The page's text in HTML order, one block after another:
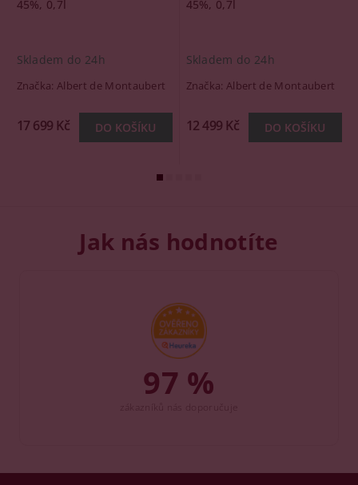
45%, 0,7l
Skladem do 24h
Značka:Albert de Montaubert
17 699 Kč
45%, 0,7l
Skladem do 24h
Značka:Albert de Montaubert
12 499 Kč
Jak nás hodnotíte
97 %